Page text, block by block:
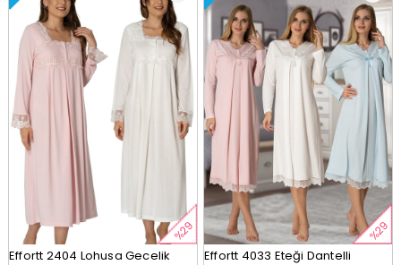
%29
Effortt 2404 Lohusa Gecelik
%29
Effortt 4033 Eteği Dantelli